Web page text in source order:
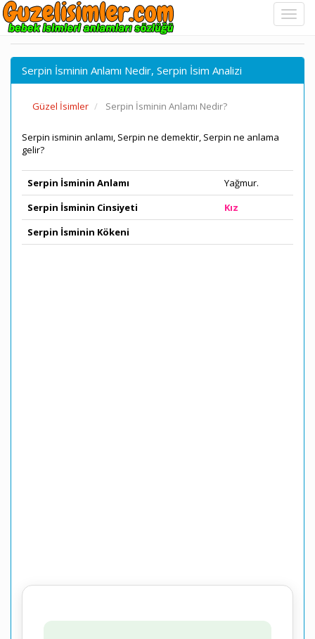
Serpin İsminin Anlamı Nedir, Serpin İsim Analizi
Güzel İsimler Serpin İsminin Anlamı Nedir?
Serpin isminin anlamı, Serpin ne demektir, Serpin ne anlama
gelir?
Serpin İsminin Anlamı
Yağmur.
Serpin İsminin Cinsiyeti
Kız
Serpin İsminin Kökeni